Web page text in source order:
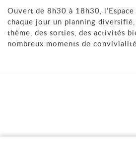
Ouvert de 8h30 à 18h30,
chaque jour un planning
thème, des sorties, des activités
nombreux moments de convivialité.